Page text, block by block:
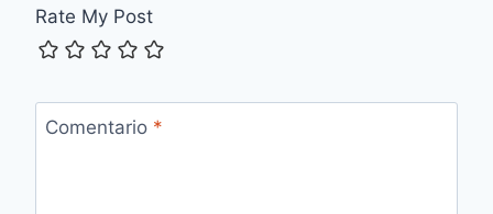
Rate My Post
Comentario *